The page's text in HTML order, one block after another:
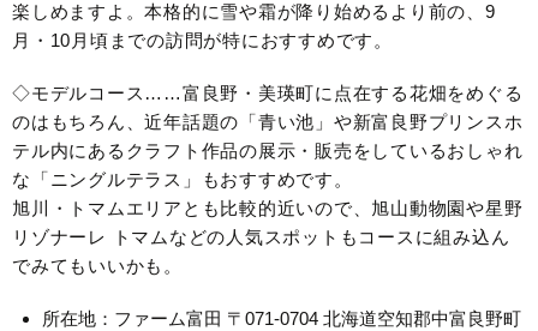
楽しめますよ。本格的に雪や霜が降り始めるより前の、9
月・10月頃までの訪問が特におすすめです。
◇モデルコース……富良野・美瑛町に点在する花畑をめぐる
のはもちろん、近年話題の「青い池」や新富良野プリンスホ
テル内にあるクラフト作品の展示・販売をしているおしゃれ
な「ニングルテラス」もおすすめです。
旭川・トマムエリアとも比較的近いので、旭山動物園や星野
リゾナーレ トマムなどの人気スポットもコースに組み込ん
でみてもいいかも。
所在地：ファーム富田 〒071-0704 北海道空知郡中富良野町